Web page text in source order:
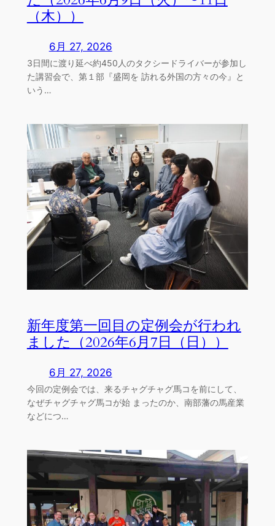
（木））
6月 27, 2026
3日間に渡り延べ約450人のタクシードライバーが参加し
た講習会で、第１部『盛岡を 訪れる外国の方々の今』と
いう…
新年度第一回目の定例会が行われ
ました（2026年6月7日（日））
6月 27, 2026
今回の定例会では、来るチャグチャグ馬コを前にして、
なぜチャグチャグ馬コが始 まったのか、南部藩の馬産業
などにつ…